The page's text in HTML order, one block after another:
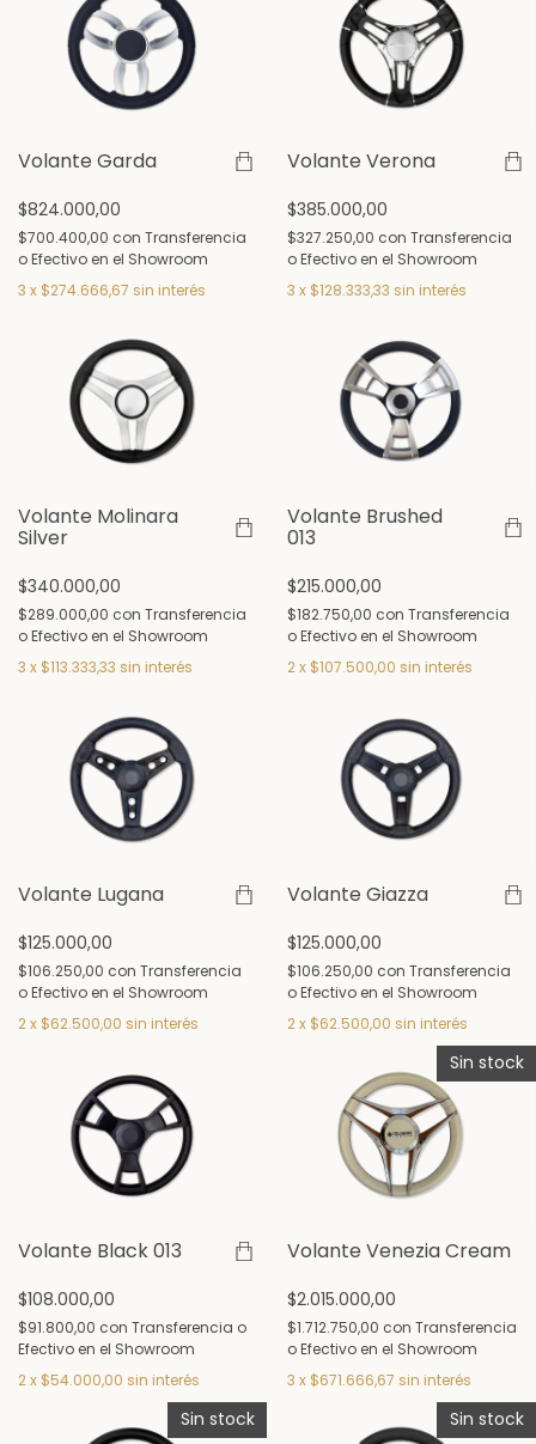
Volante Garda
$824.000,00
$700.400,00 con Transferencia
o Efectivo en el Showroom
3 x $274.666,67 sin interés
Volante Verona
$385.000,00
$327.250,00 con Transferencia
o Efectivo en el Showroom
3 x $128.333,33 sin interés
Volante Molinara
Silver
$340.000,00
$289.000,00 con Transferencia
o Efectivo en el Showroom
3 x $113.333,33 sin interés
Volante Brushed
013
$215.000,00
$182.750,00 con Transferencia
o Efectivo en el Showroom
2x $107.500,00 sin interés
Volante Lugana
$125.000,00
$106.250,00 con Transferencia
o Efectivo en el Showroom
2x $62.500,00 sin interés
Volante Giazza
$125.000,00
$106.250,00 con Transferencia
o Efectivo en el Showroom
2x $62.500,00 sin interés
Volante Black 013
$108.000,00
$91.800,00 con Transferencia o
Efectivo en el Showroom
2x $54.000,00 sin interés
Sin stock
Volante Venezia Cream
$2.015.000,00
$1.712.750,00 con Transferencia
o Efectivo en el Showroom
3 x $671.666,67 sin interés
Sin stock Sin stock